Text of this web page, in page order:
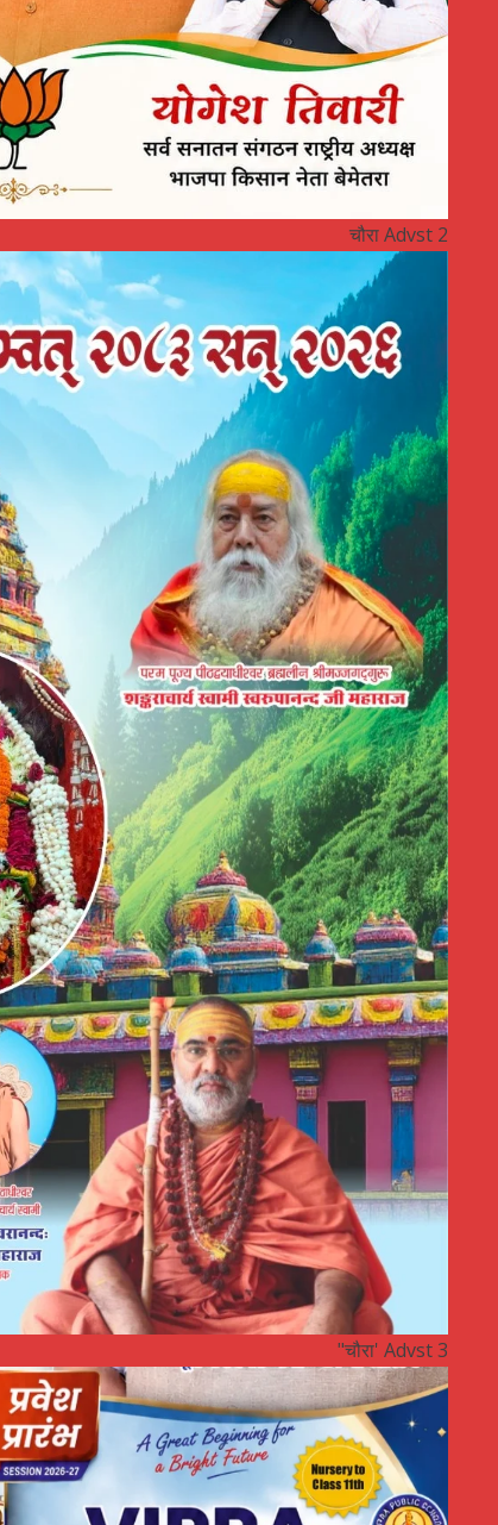
चौरा Advst 2
"चौरा' Advst 3